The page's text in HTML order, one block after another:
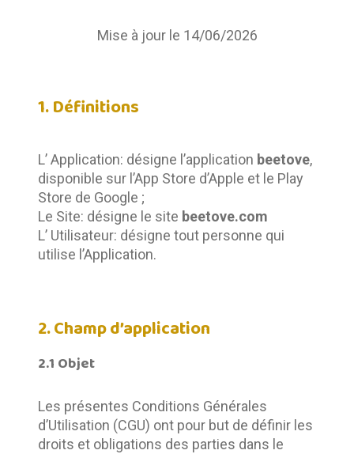
Mise à jour le 14/06/2026
1. Définitions
L’ Application: désigne l’application beetove,
disponible sur l’App Store d’Apple et le Play
Store de Google ;
Le Site: désigne le site beetove.com
L’ Utilisateur: désigne tout personne qui
utilise l’Application.
2. Champ d’application
2.1 Objet
Les présentes Conditions Générales
d’Utilisation (CGU) ont pour but de définir les
droits et obligations des parties dans le